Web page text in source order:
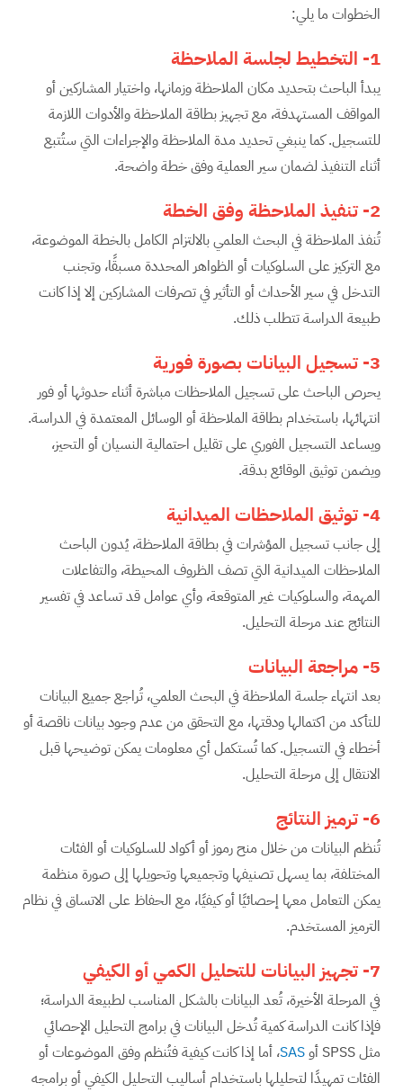
الخطوات ما يلي:
1- التخطيط لجلسة الملاحظة
يبدأ الباحث بتحديد مكان الملاحظة وزمانها، واختيار المشاركين أو
المواقف المستهدفة، مع تجهيز بطاقة الملاحظة والأدوات اللازمة
للتسجيل. كما ينبغي تحديد مدة الملاحظة والإجراءات التي ستُتبع
أثناء التنفيذ لضمان سير العملية وفق خطة واضحة.
2- تنفيذ الملاحظة وفق الخطة
تُنفذ الملاحظة في البحث العلمي بالالتزام الكامل بالخطة الموضوعة،
مع التركيز على السلوكيات أو الظواهر المحددة مسبقًا، وتجنب
التدخل في سير الأحداث أو التأثير في تصرفات المشاركين إلا إذا كانت
طبيعة الدراسة تتطلب ذلك.
3- تسجيل البيانات بصورة فورية
يحرص الباحث على تسجيل الملاحظات مباشرة أثناء حدوثها أو فور
انتهائها، باستخدام بطاقة الملاحظة أو الوسائل المعتمدة في الدراسة.
ويساعد التسجيل الفوري على تقليل احتمالية النسيان أو التحيز،
ويضمن توثيق الوقائع بدقة.
4- توثيق الملاحظات الميدانية
إلى جانب تسجيل المؤشرات في بطاقة الملاحظة، يُدون الباحث
الملاحظات الميدانية التي تصف الظروف المحيطة، والتفاعلات
المهمة، والسلوكيات غير المتوقعة، وأي عوامل قد تساعد في تفسير
النتائج عند مرحلة التحليل.
5- مراجعة البيانات
بعد انتهاء جلسة الملاحظة في البحث العلمي، تُراجع جميع البيانات
للتأكد من اكتمالها ودقتها، مع التحقق من عدم وجود بيانات ناقصة أو
أخطاء في التسجيل. كما تُستكمل أي معلومات يمكن توضيحها قبل
الانتقال إلى مرحلة التحليل.
6- ترميز النتائج
تُنظم البيانات من خلال منح رموز أو أكواد للسلوكيات أو الفئات
المختلفة، بما يسهل تصنيفها وتجميعها وتحويلها إلى صورة منظمة
يمكن التعامل معها إحصائيًا أو كيفيًا، مع الحفاظ على الاتساق في نظام
الترميز المستخدم.
7- تجهيز البيانات للتحليل الكمي أو الكيفي
في المرحلة الأخيرة، تُعد البيانات بالشكل المناسب لطبيعة الدراسة؛
فإذا كانت الدراسة كمية تُدخل البيانات في برامج التحليل الإحصائي
مثل SPSS أو
، أما إذا كانت كيفية فتُنظم وفق الموضوعات أو
الفئات تمهيدًا لتحليلها باستخدام أساليب التحليل الكيفي أو برامجه